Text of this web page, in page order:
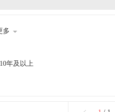
多
10年及以上